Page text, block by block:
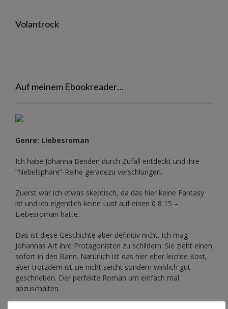
Volantrock
Auf meinem Ebookreader…
Genre: Liebesroman
Ich habe Johanna Benden durch Zufall entdeckt und ihre
“Nebelsphäre”-Reihe geradezu verschlungen.
Zuerst war ich etwas skeptisch, da das hier keine Fantasy
ist und ich eigentlich keine Lust auf einen 0 8 15 –
Liebesroman hatte.
Das ist diese Geschichte aber definitiv nicht. Ich mag
Johannas Art ihre Protagonisten zu schildern. Sie zieht einen
sofort in den Bann. Natürlich ist das hier eher leichte Kost,
aber trotzdem ist sie nicht seicht sondern wirklich gut
geschrieben. Der perfekte Roman um einfach mal
abzuschalten.